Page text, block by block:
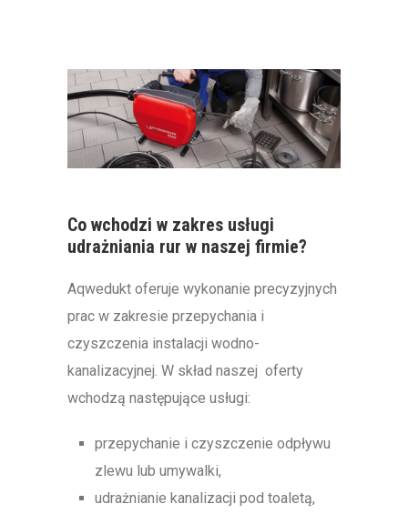
Co wchodzi w zakres usługi
udrażniania rur w naszej firmie?
Aqwedukt oferuje wykonanie precyzyjnych
prac w zakresie przepychania i
czyszczenia instalacji wodno-
kanalizacyjnej. W skład naszej oferty
wchodzą następujące usługi:
przepychanie i czyszczenie odpływu
zlewu lub umywalki,
udrażnianie kanalizacji pod toaletą,